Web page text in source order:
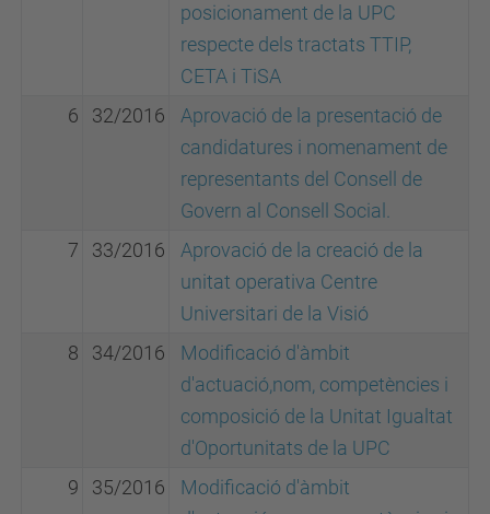
posicionament de la UPC
respecte dels tractats TTIP,
CETA i TiSA
6
32/2016
Aprovació de la presentació de
candidatures i nomenament de
representants del Consell de
Govern al Consell Social.
7
33/2016
Aprovació de la creació de la
unitat operativa Centre
Universitari de la Visió
8
34/2016
Modificació d'àmbit
d'actuació,nom, competències i
composició de la Unitat Igualtat
d'Oportunitats de la UPC
9
35/2016
Modificació d'àmbit